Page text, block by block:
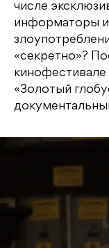
числе
информаторы и
«секретно»?
«Золотый